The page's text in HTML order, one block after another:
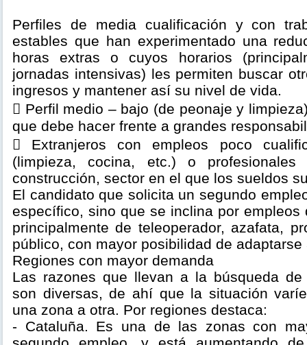
Perfiles de media cualificación y con
estables que han experimentado una
horas extras o cuyos horarios
jornadas intensivas) les permiten buscar
ingresos y mantener así su nivel de vida.
􀂃 Perfil medio – bajo (de peonaje y
que debe hacer frente a grandes
􀂃 Extranjeros con empleos poco
(limpieza, cocina, etc.) o
construcción, sector en el que los sueldos
El candidato que solicita un segundo
específico, sino que se inclina por empleos
principalmente de teleoperador, azafata,
público, con mayor posibilidad de
Regiones con mayor demanda
Las razones que llevan a la búsqueda
son diversas, de ahí que la situación
una zona a otra. Por regiones destaca:
- Cataluña. Es una de las zonas con